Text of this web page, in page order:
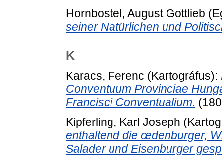
Hornbostel, August Gottlieb
seiner Natürlichen und
K
Karacs, Ferenc (Kartográfus):
Conventuum Provinciae
Francisci Conventualium.
Kipferling, Karl Joseph
enthaltend die œdenburger,
Salader und Eisenburger